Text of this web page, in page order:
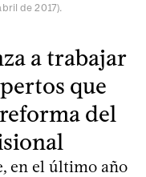
de 2017).
a trabajar
que
del
en el último año